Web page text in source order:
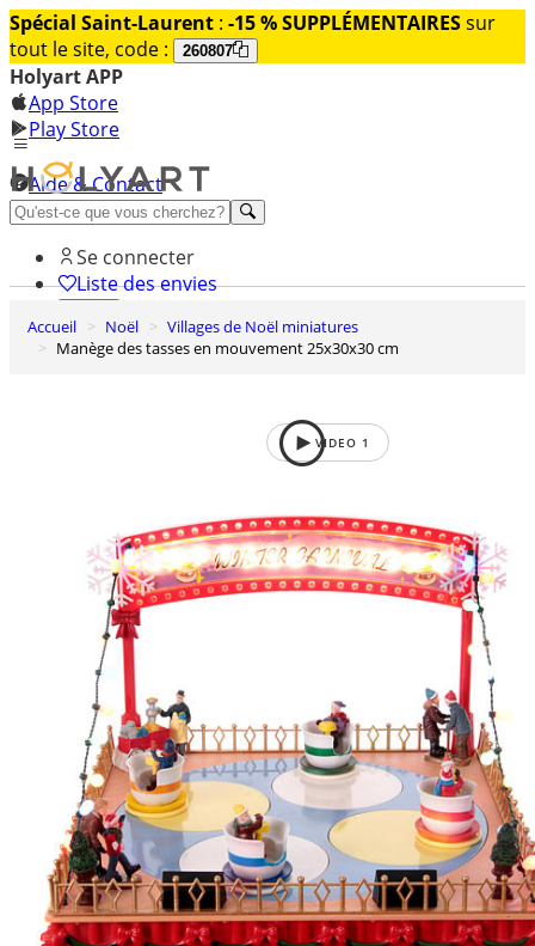
Spécial Saint-Laurent : -15 % SUPPLÉMENTAIRESsur
tout le site, code :
260807
Holyart APP
App Store
Play Store
Aide & Contact
Découvrez Premium
Se connecter
Liste des envies
0
Panier
Accueil Noël
Villages de Noël miniatures
Manège des tasses en mouvement 25x30x30 cm
VIDEO 1